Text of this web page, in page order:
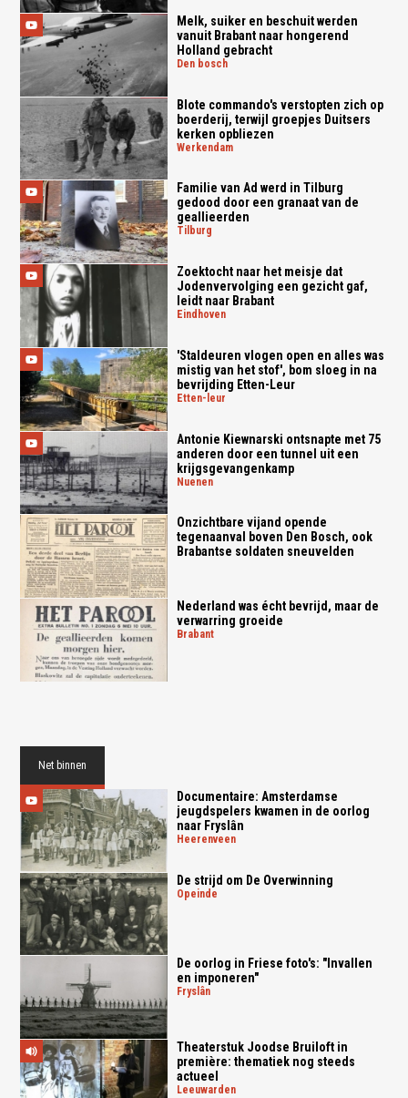
Melk, suiker en beschuit werden
vanuit Brabant naar hongerend
Holland gebracht
den bosch
Blote commando's verstopten zich op
boerderij, terwijl groepjes Duitsers
kerken opbliezen
werkendam
Familie van Ad werd in Tilburg
gedood door een granaat van de
geallieerden
tilburg
Zoektocht naar het meisje dat
Jodenvervolging een gezicht gaf,
leidt naar Brabant
eindhoven
'Staldeuren vlogen open en alles was
mistig van het stof', bom sloeg in na
bevrijding Etten-Leur
etten-leur
Antonie Kiewnarski ontsnapte met 75
anderen door een tunnel uit een
krijgsgevangenkamp
nuenen
Onzichtbare vijand opende
tegenaanval boven Den Bosch, ook
Brabantse soldaten sneuvelden
Nederland was écht bevrijd, maar de
verwarring groeide
brabant
Net binnen
Documentaire: Amsterdamse
jeugdspelers kwamen in de oorlog
naar Fryslân
heerenveen
De strijd om De Overwinning
opeinde
De oorlog in Friese foto's: "Invallen
en imponeren"
fryslân
Theaterstuk Joodse Bruiloft in
première: thematiek nog steeds
actueel
leeuwarden